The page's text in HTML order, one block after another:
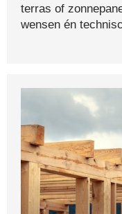
terras of
wensen én